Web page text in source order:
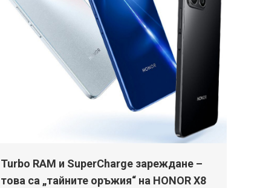
Turbo RAM и SuperCharge зареждане –
това са „тайните оръжия“ на HONOR X8